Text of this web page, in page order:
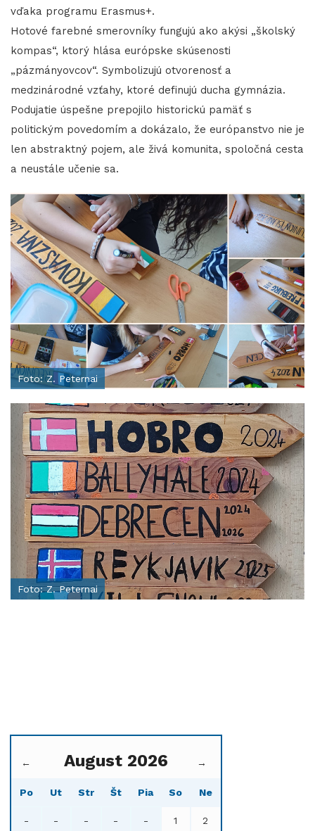
vďaka programu Erasmus+.
Hotové farebné smerovníky fungujú ako akýsi „školský
kompas“, ktorý hlása európske skúsenosti
„pázmányovcov“. Symbolizujú otvorenosť a
medzinárodné vzťahy, ktoré definujú ducha gymnázia.
Podujatie úspešne prepojilo historickú pamäť s
politickým povedomím a dokázalo, že európanstvo nie je
len abstraktný pojem, ale živá komunita, spoločná cesta
a neustále učenie sa.
Foto: Z. Peternai
Foto: Z. Peternai
← August 2026 →
Po Ut Str Št Pia So Ne
- - - - - 1 2